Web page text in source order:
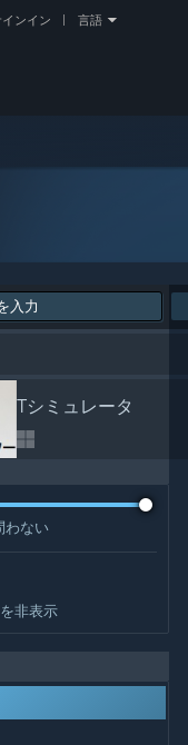
ンイン 言語
Tシミュレータ
わない
非表示